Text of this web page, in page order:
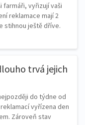
farmáři, vyřizují vaši
reklamace mají 2
stihnou ještě dříve.
trvá jejich
do týdne od
vyřízena den
Zároveň stav